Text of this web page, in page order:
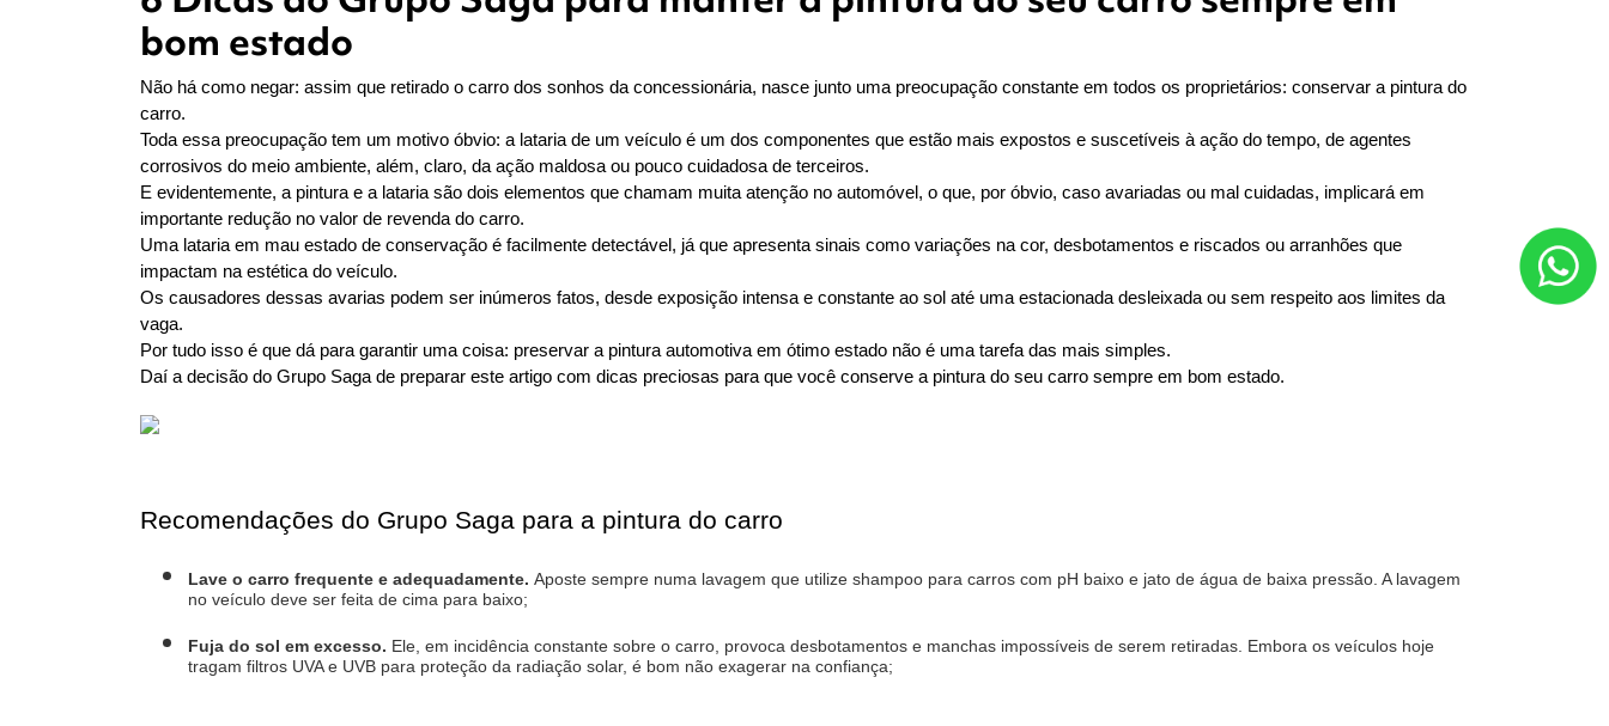
bom estado
Não há como negar: assim que retirado o carro dos sonhos da concessionária, nasce junto uma preocupação constante em todos os proprietários: conservar a pintura do
carro.
Toda essa preocupação tem um motivo óbvio: a lataria de um veículo é um dos componentes que estão mais expostos e suscetíveis à ação do tempo, de agentes
corrosivos do meio ambiente, além, claro, da ação maldosa ou pouco cuidadosa de terceiros.
E evidentemente, a pintura e a lataria são dois elementos que chamam muita atenção no automóvel, o que, por óbvio, caso avariadas ou mal cuidadas, implicará em
importante redução no valor de revenda do carro.
Uma lataria em mau estado de conservação é facilmente detectável, já que apresenta sinais como variações na cor, desbotamentos e riscados ou arranhões que
impactam na estética do veículo.
Os causadores dessas avarias podem ser inúmeros fatos, desde exposição intensa e constante ao sol até uma estacionada desleixada ou sem respeito aos limites da
vaga.
Por tudo isso é que dá para garantir uma coisa: preservar a pintura automotiva em ótimo estado não é uma tarefa das mais simples.
Daí a decisão do Grupo Saga de preparar este artigo com dicas preciosas para que você conserve a pintura do seu carro sempre em bom estado.
Recomendações do Grupo Saga para a pintura do carro
Lave o carro frequente e adequadamente. Aposte sempre numa lavagem que utilize shampoo para carros com pH baixo e jato de água de baixa pressão. A lavagem
no veículo deve ser feita de cima para baixo;
Fuja do sol em excesso. Ele, em incidência constante sobre o carro, provoca desbotamentos e manchas impossíveis de serem retiradas. Embora os veículos hoje
tragam filtros UVA e UVB para proteção da radiação solar, é bom não exagerar na confiança;